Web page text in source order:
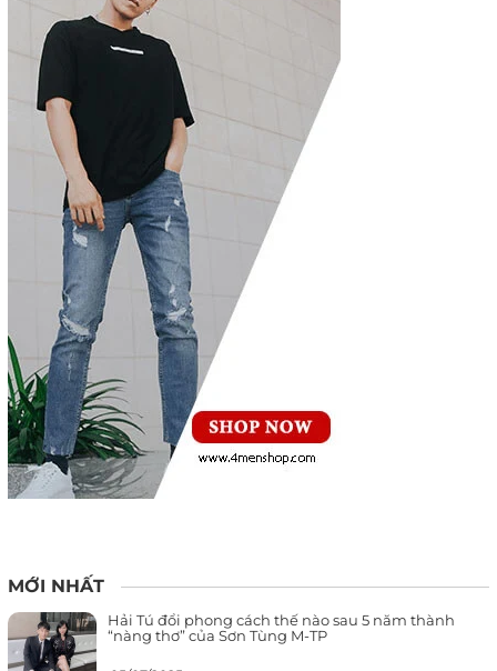
MỚI NHẤT
Hải Tú đổi phong cách thế nào sau 5 năm thành
“nàng thơ” của Sơn Tùng M-TP